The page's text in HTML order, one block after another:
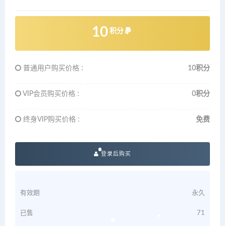
10 积分
普通用户购买价格 : 10积分
VIP会员购买价格 : 0积分
终身VIP购买价格 : 免费
登录后购买
有效期 永久
已售 71